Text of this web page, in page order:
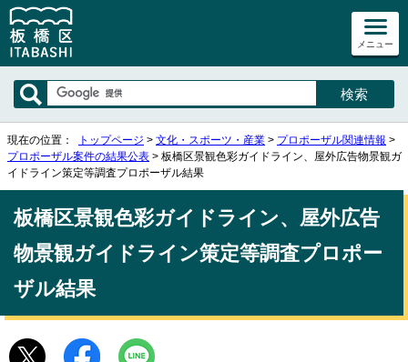
メニュー
現在の位置： トップページ > 文化・スポーツ・産業 > プロポーザル関連情報 >
プロポーザル案件の結果公表 > 板橋区景観色彩ガイドライン、屋外広告物景観ガ
イドライン策定等調査プロポーザル結果
板橋区景観色彩ガイドライン、屋外広告
物景観ガイドライン策定等調査プロポー
ザル結果